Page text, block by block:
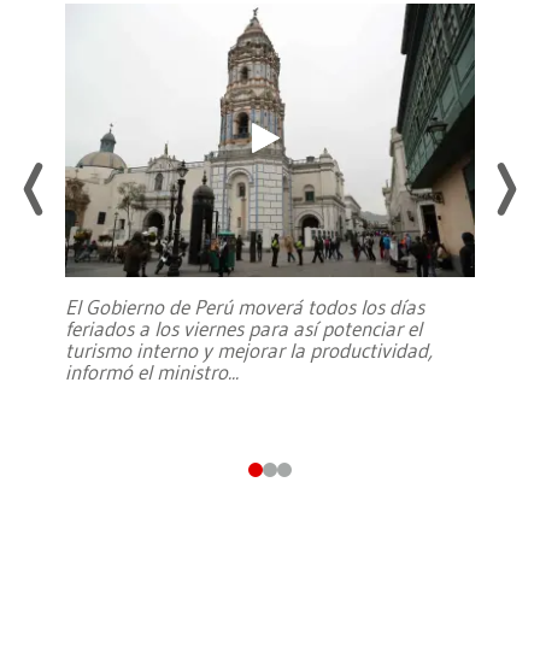
El Gobierno de Perú moverá todos los días
feriados a los viernes para así potenciar el
turismo interno y mejorar la productividad,
informó el ministro...